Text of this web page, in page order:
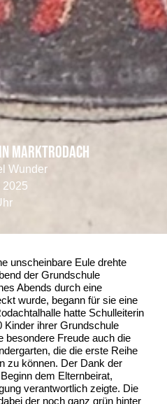
Marktrodach
Wunder
2025
unscheinbare Eule drehte
der Grundschule
Abends durch eine
wurde, begann für sie eine
hatte Schulleiterin
Kinder ihrer Grundschule
besondere Freude auch die
die die erste Reihe
zu können. Der Dank der
dem Elternbeirat,
verantwortlich zeigte. Die
der noch ganz grün hinter